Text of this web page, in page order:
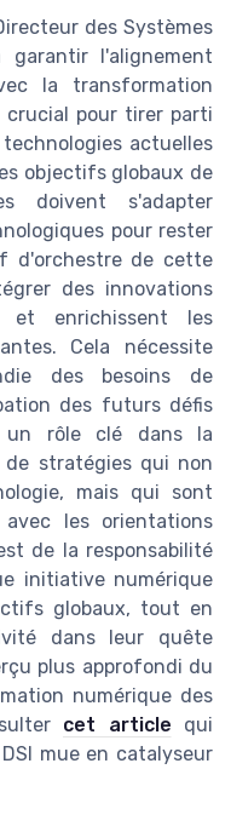
des Systèmes
garantir l'alignement
la transformation
crucial pour tirer parti
actuelles
objectifs globaux de
doivent s'adapter
pour rester
d'orchestre de cette
des innovations
et enrichissent les
Cela nécessite
des besoins de
des futurs défis
un rôle clé dans la
stratégies qui non
mais qui sont
les orientations
de la responsabilité
initiative numérique
globaux, tout en
dans leur quête
plus approfondi du
numérique des
cet article qui
mue en catalyseur